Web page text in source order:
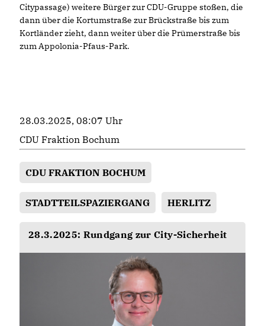
Citypassage) weitere Bürger zur CDU-Gruppe stoßen, die
dann über die Kortumstraße zur Brückstraße bis zum
Kortländer zieht, dann weiter über die Prümerstraße bis
zum Appolonia-Pfaus-Park.
28.03.2025, 08:07 Uhr
CDU Fraktion Bochum
CDU FRAKTION BOCHUM
STADTTEILSPAZIERGANG HERLITZ
28.3.2025: Rundgang zur City-Sicherheit